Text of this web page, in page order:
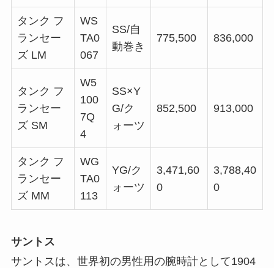
タンク フ
ランセー
ズ LM
WS
TA0
067
SS/自
動巻き
775,500 836,000
タンク フ
ランセー
ズ SM
W5
100
7Q
4
SS×Y
G/ク
ォーツ
852,500 913,000
タンク フ
ランセー
ズ MM
WG
TA0
113
YG/ク
ォーツ
3,471,60
0
3,788,40
0
サントス
サントスは、世界初の男性用の腕時計として1904